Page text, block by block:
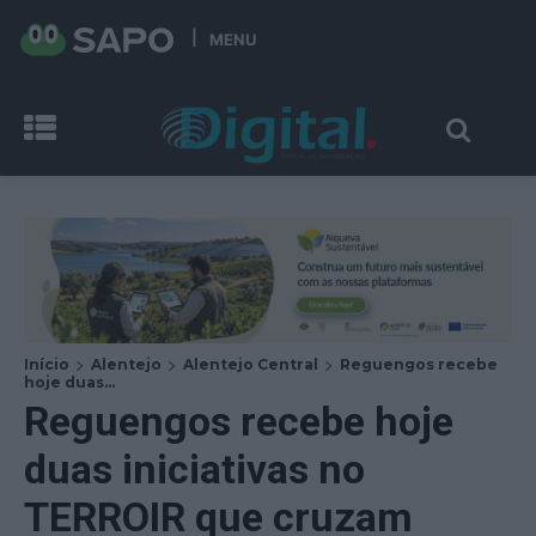
MENU
Início Alentejo Alentejo Central
Reguengos recebe
hoje duas...
Reguengos recebe hoje
duas iniciativas no
TERROIR que cruzam